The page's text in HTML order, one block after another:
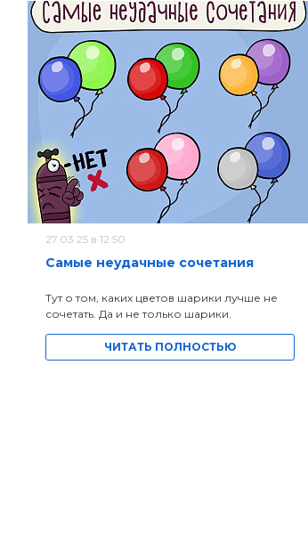
27.03.25 в 12:50
Самые неудачные сочетания
Тут о том, каких цветов шарики лучше не
сочетать. Да и не только шарики.
ЧИТАТЬ ПОЛНОСТЬЮ